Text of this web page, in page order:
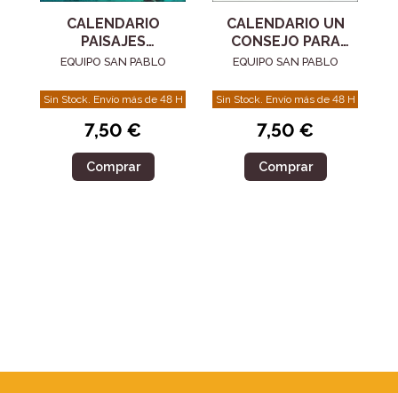
CALENDARIO
PAISAJES
IMPACTANTES 2024
EQUIPO SAN PABLO
Sin Stock. Envío más de 48 H
7,50 €
Comprar
CALENDARIO UN
CONSEJO PARA
CADA MES 2024
EQUIPO SAN PABLO
Sin Stock. Envío más de 48 H
7,50 €
Comprar